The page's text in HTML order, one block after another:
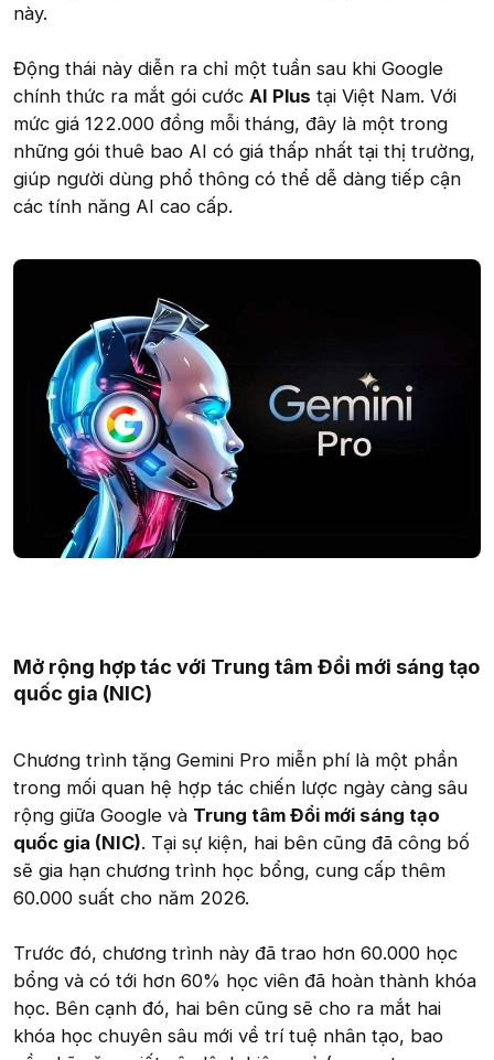
này.
Động thái này diễn ra chỉ một tuần sau khi Google
chính thức ra mắt gói cước AI Plus tại Việt Nam. Với
mức giá 122.000 đồng mỗi tháng, đây là một trong
những gói thuê bao AI có giá thấp nhất tại thị trường,
giúp người dùng phổ thông có thể dễ dàng tiếp cận
các tính năng AI cao cấp.
Mở rộng hợp tác với Trung tâm Đổi mới sáng tạo
quốc gia (NIC)
Chương trình tặng Gemini Pro miễn phí là một phần
trong mối quan hệ hợp tác chiến lược ngày càng sâu
rộng giữa Google và Trung tâm Đổi mới sáng tạo
quốc gia (NIC). Tại sự kiện, hai bên cũng đã công bố
sẽ gia hạn chương trình học bổng, cung cấp thêm
60.000 suất cho năm 2026.
Trước đó, chương trình này đã trao hơn 60.000 học
bổng và có tới hơn 60% học viên đã hoàn thành khóa
học. Bên cạnh đó, hai bên cũng sẽ cho ra mắt hai
khóa học chuyên sâu mới về trí tuệ nhân tạo, bao